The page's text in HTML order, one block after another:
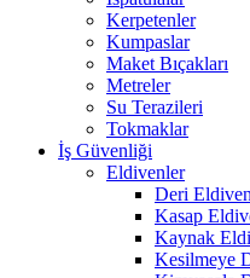
Kerpetenler
Kumpaslar
Maket Bıçakları
Metreler
Su Terazileri
Tokmaklar
İş Güvenliği
Eldivenler
Deri
Kasap
Kaynak
Kesilmeye